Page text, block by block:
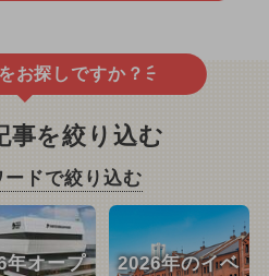
お探しですか？
事を絞り込む
ードで絞り込む
年オープ
2026年のイベ